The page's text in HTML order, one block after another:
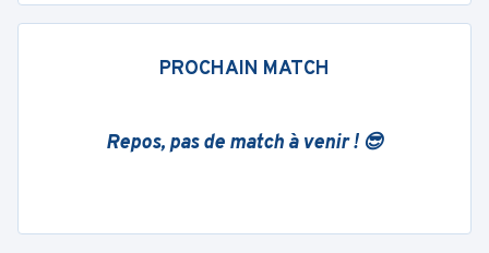
PROCHAIN MATCH
Repos, pas de match à venir ! 😎